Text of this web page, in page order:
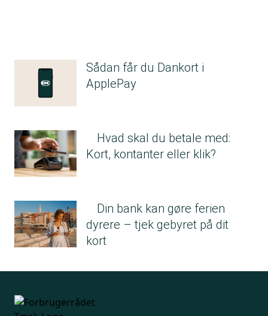
Sådan får du Dankort i
ApplePay
Hvad skal du betale med:
Kort, kontanter eller klik?
Din bank kan gøre ferien
dyrere – tjek gebyret på dit
kort